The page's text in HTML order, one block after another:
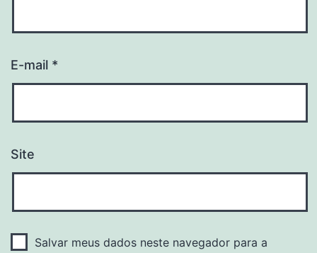
E-mail *
Site
Salvar meus dados neste navegador para a